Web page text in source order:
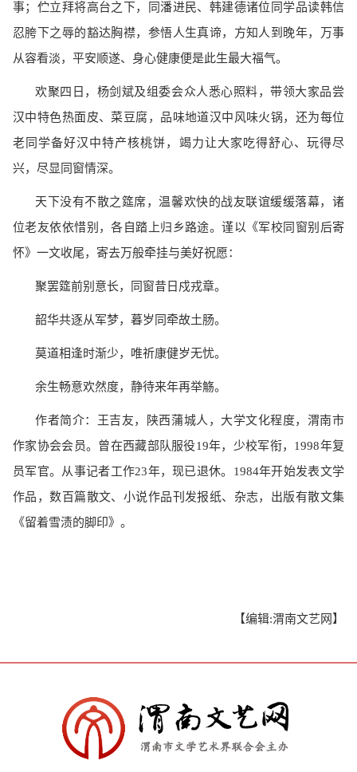
事；伫立拜将高台之下，同潘进民、韩建德诸位同学品读韩信
忍胯下之辱的豁达胸襟，参悟人生真谛，方知人到晚年，万事
从容看淡，平安顺遂、身心健康便是此生最大福气。
欢聚四日，杨剑斌及组委会众人悉心照料，带领大家品尝
汉中特色热面皮、菜豆腐，品味地道汉中风味火锅，还为每位
老同学备好汉中特产核桃饼，竭力让大家吃得舒心、玩得尽
兴，尽显同窗情深。
天下没有不散之筵席，温馨欢快的战友联谊缓缓落幕，诸
位老友依依惜别，各自踏上归乡路途。谨以《军校同窗别后寄
怀》一文收尾，寄去万般牵挂与美好祝愿：
聚罢筵前别意长，同窗昔日戍戎章。
韶华共逐从军梦，暮岁同牵故土肠。
莫道相逢时渐少，唯祈康健岁无忧。
余生畅意欢然度，静待来年再举觞。
作者简介：
王吉友，陕西蒲城人，大学文化程度，渭南市
作家协会会员。曾在西藏部队服役19年，少校军衔，1998年复
员军官。从事记者工作23年，现已退休。1984年开始发表文学
作品，数百篇散文、小说作品刊发报纸、杂志，出版有散文集
《留着雪渍的脚印》。
【编辑:渭南文艺网】